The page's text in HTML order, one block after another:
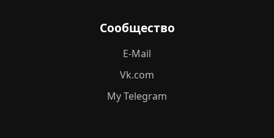
Сообщество
E-Mail
Vk.com
My Telegram